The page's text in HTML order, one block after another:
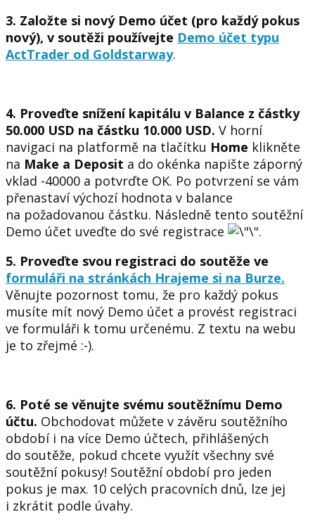
3. Založte si nový Demo účet (pro každý pokus
nový), v soutěži používejte Demo účet typu
ActTrader od Goldstarway.
4. Proveďte snížení kapitálu v Balance z částky
50.000 USD na částku 10.000 USD. V horní
navigaci na platformě na tlačítku Home klikněte
na Make a Deposit a do okénka napište záporný
vklad -40000 a potvrďte OK. Po potvrzení se vám
přenastaví výchozí hodnota v balance
na požadovanou částku. Následně tento soutěžní
Demo účet uveďte do své registrace
.
5. Proveďte svou registraci do soutěže ve
formuláři na stránkách Hrajeme si na Burze.
Věnujte pozornost tomu, že pro každý pokus
musíte mít nový Demo účet a provést registraci
ve formuláři k tomu určenému. Z textu na webu
je to zřejmé :-).
6. Poté se věnujte svému soutěžnímu Demo
účtu. Obchodovat můžete v závěru soutěžního
období i na více Demo účtech, přihlášených
do soutěže, pokud chcete využít všechny své
soutěžní pokusy! Soutěžní období pro jeden
pokus je max. 10 celých pracovních dnů, lze jej
i zkrátit podle úvahy.